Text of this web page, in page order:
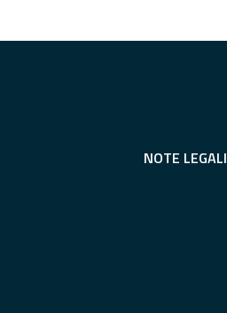
NOTE LEGALI